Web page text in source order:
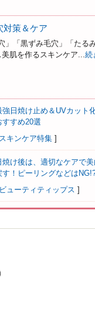
対策＆ケア
」「黒ずみ毛穴」「たる
肌を作るスキンケア...続
強日焼け止め＆UVカット
すすめ20選
スキンケア特集]
焼け後は、適切なケアで美
す！ピーリングなどは
ビューティティップス ]